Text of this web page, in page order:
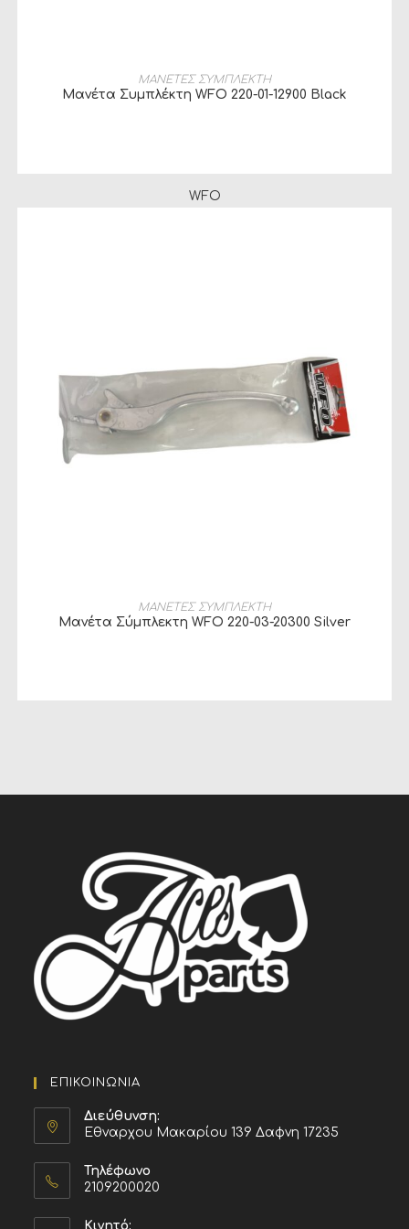
ΔΙΑΒΆΣΤΕ ΠΕΡΙΣΣΌΤΕΡΑ
ΜΑΝΕΤΕΣ ΣΥΜΠΛΕΚΤΗ
Μανέτα Συμπλέκτη WFO 220-01-12900 Black
WFO
ΔΙΑΒΆΣΤΕ ΠΕΡΙΣΣΌΤΕΡΑ
ΜΑΝΕΤΕΣ ΣΥΜΠΛΕΚΤΗ
Μανέτα Σύμπλεκτη WFO 220-03-20300 Silver
ΕΠΙΚΟΙΝΩΝΙΑ
Διεύθυνση:
Εθναρχου Μακαρίου 139 Δαφνη 17235
Τηλέφωνο
2109200020
Κινητό: